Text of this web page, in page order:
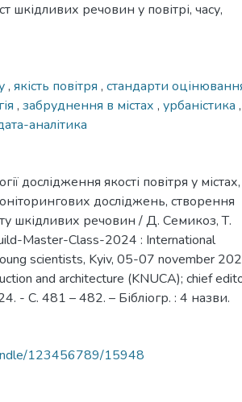
шкідливих речовин у повітрі, часу,
, якість повітря , стандарти
, забруднення в містах , урбаністика ,
аналітика
дослідження якості повітря у містах,
досліджень, створення
шкідливих речовин / Д. Семикоз, Т.
Master-Class-2024 : International
scientists, Kyiv, 05-07 november
and architecture (KNUCA); chief
- С. 481 – 482. – Бібліогр. : 4 назви.
123456789/15948